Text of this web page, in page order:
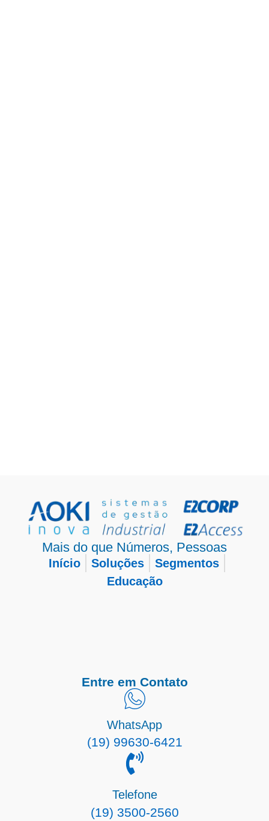
Mais do que Números, Pessoas
Início Soluções
Segmentos
Educação
Entre em Contato
WhatsApp
(19) 99630-6421
Telefone
(19) 3500-2560